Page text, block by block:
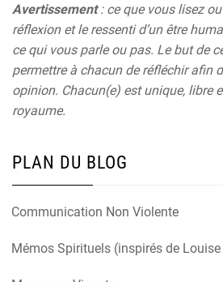
Avertissement: ce que vous lisez
réflexion et le ressenti d’un être
ce qui vous parle ou pas. Le but de
permettre à chacun de réfléchir afin
opinion. Chacun(e) est unique, libre
royaume.
PLAN DU BLOG
Communication Non Violente
Mémos Spirituels (inspirés de